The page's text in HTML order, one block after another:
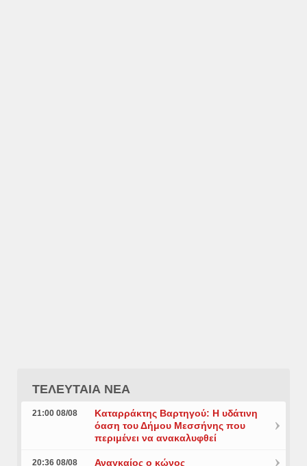
ΤΕΛΕΥΤΑΙΑ ΝΕΑ
21:00 08/08
Καταρράκτης Βαρτηγού: Η υδάτινη
όαση του Δήμου Μεσσήνης που
περιμένει να ανακαλυφθεί
20:36 08/08 Αναγκαίος ο κώνος